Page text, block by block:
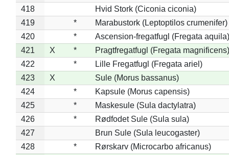
418
Hvid Stork (Ciconia ciconia)
419
*
Marabustork (Leptoptilos crumenifer)
420
*
Ascension-fregatfugl (Fregata aquila)
421
X *
Pragtfregatfugl (Fregata magnificens)
422
*
Lille Fregatfugl (Fregata ariel)
423
X
Sule (Morus bassanus)
424
*
Kapsule (Morus capensis)
425
*
Maskesule (Sula dactylatra)
426
*
Rødfodet Sule (Sula sula)
427
Brun Sule (Sula leucogaster)
428
*
Rørskarv (Microcarbo africanus)